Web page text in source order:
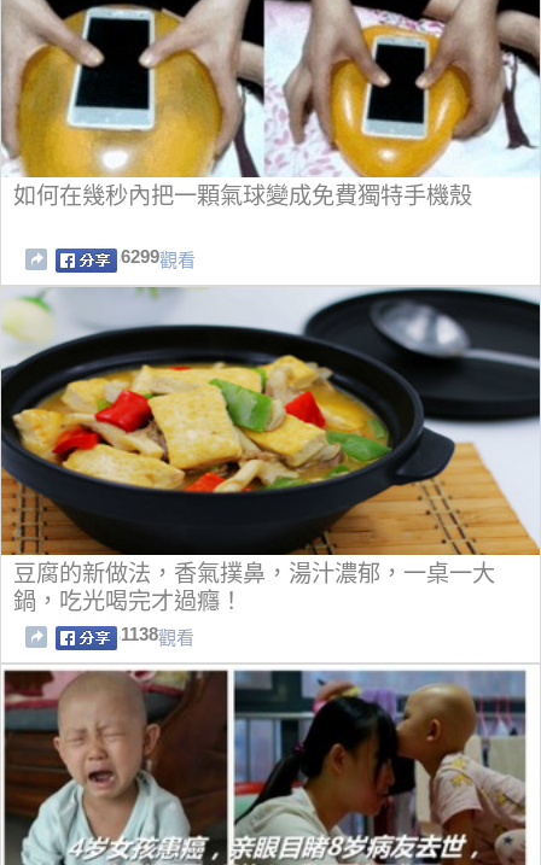
如何在幾秒內把一顆氣球變成免費獨特手機殼
6299觀看
豆腐的新做法，香氣撲鼻，湯汁濃郁，一桌一大
鍋，吃光喝完才過癮！
1138觀看